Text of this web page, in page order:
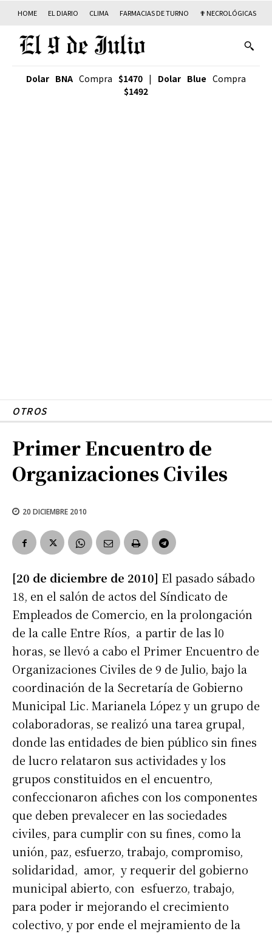
HOME EL DIARIO CLIMA FARMACIAS DE TURNO ✟ NECROLÓGICAS
Dolar BNA Compra $1470 | Dolar Blue Compra
$1492
OTROS
Primer Encuentro de
Organizaciones Civiles
20 DICIEMBRE 2010
[20 de diciembre de 2010] El pasado sábado
18, en el salón de actos del Síndicato de
Empleados de Comercio, en la prolongación
de la calle Entre Ríos, a partir de las l0
horas, se llevó a cabo el Primer Encuentro de
Organizaciones Civiles de 9 de Julio, bajo la
coordinación de la Secretaría de Gobierno
Municipal Lic. Marianela López y un grupo de
colaboradoras, se realizó una tarea grupal,
donde las entidades de bien público sin fines
de lucro relataron sus actividades y los
grupos constituidos en el encuentro,
confeccionaron afiches con los componentes
que deben prevalecer en las sociedades
civiles, para cumplir con su fines, como la
unión, paz, esfuerzo, trabajo, compromiso,
solidaridad, amor, y requerir del gobierno
municipal abierto, con esfuerzo, trabajo,
para poder ir mejorando el crecimiento
colectivo, y por ende el mejramiento de la